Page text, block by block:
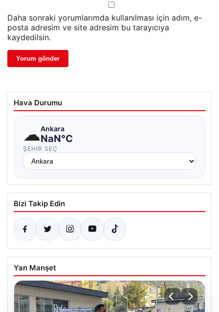
Daha sonraki yorumlarımda kullanılması için adım, e-
posta adresim ve site adresim bu tarayıcıya
kaydedilsin.
Hava Durumu
☁Ankara
NaN°C
ŞEHIR SEÇ
Bizi Takip Edin
Yan Manşet